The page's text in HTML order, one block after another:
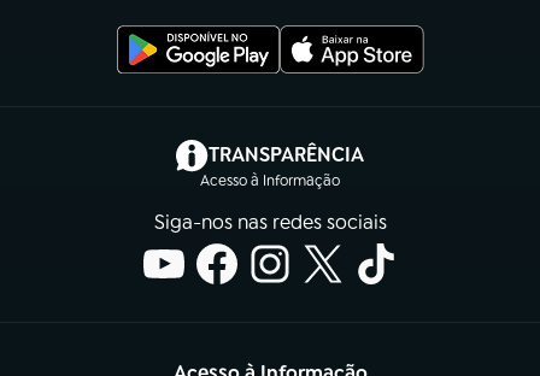
TRANSPARÊNCIA
Acesso à Informação
(abre em nova aba)
Siga-nos nas redes sociais